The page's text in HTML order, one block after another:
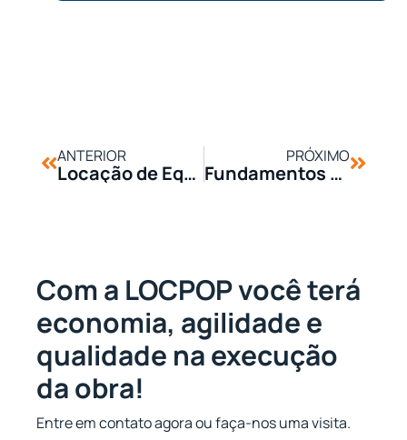
ANTERIOR
Locação de Equipamentos em Períodos Chuvosos: O Que Você Precisa Saber
PRÓXIMO
Fundamentos de Construção: Equipamentos para Preparação do Terreno
Com a LOCPOP você terá
economia, agilidade e
qualidade na execução
da obra!
Entre em contato agora ou faça-nos uma visita.